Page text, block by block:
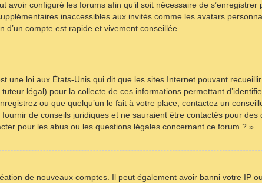
avoir configuré les forums afin qu’il soit nécessaire de
inaccessibles aux invités comme les avatars
d’un compte est rapide et vivement conseillée.
une loi aux États-Unis qui dit que les sites Internet pouvant
légal) pour la collecte de ces informations permettant
ou que quelqu’un le fait à votre place, contactez un
de conseils juridiques et ne sauraient être contactés pour
pour les abus ou les questions légales concernant ce forum ? ».
de nouveaux comptes. Il peut également avoir banni votre IP